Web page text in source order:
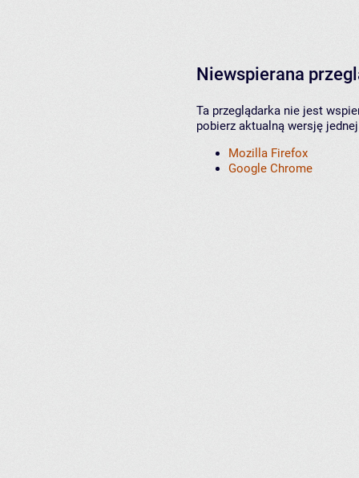
Niewspierana
Ta przeglądarka nie jest
pobierz aktualną wersję
Mozilla Firefox
Google Chrome